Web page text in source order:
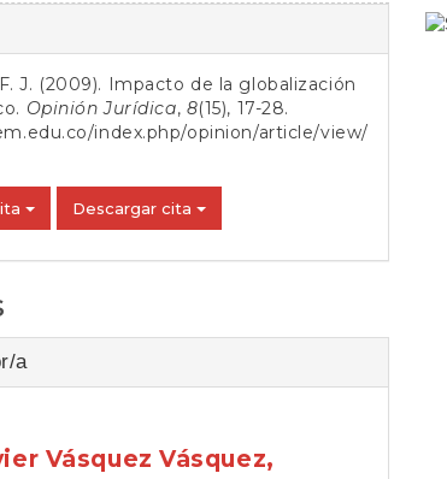
J. (2009). Impacto de la globalización
Opinión Jurídica, 8(15), 17-28.
index.php/opinion/article/view/
Descargar cita
a
Vásquez Vásquez,